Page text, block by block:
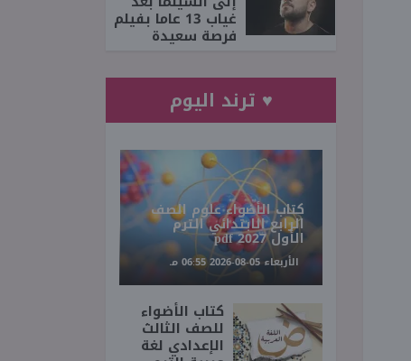
غياب 13 عاما بفيلم
فرصة سعيدة
♥ ترند اليوم
كتاب الأضواء علوم الصف
الرابع الابتدائي الترم
الأول 2027 pdf
الأربعاء 05-08-2026 06:55 مـ
كتاب الأضواء
للصف الثالث
الإعدادي لغة